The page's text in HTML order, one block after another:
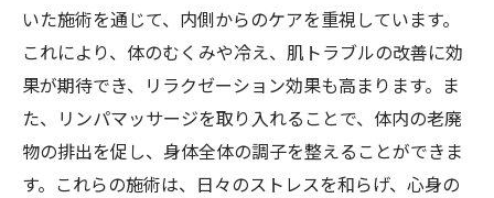
いた施術を通じて、内側からのケアを重視しています。
これにより、体のむくみや冷え、肌トラブルの改善に効
果が期待でき、リラクゼーション効果も高まります。ま
た、リンパマッサージを取り入れることで、体内の老廃
物の排出を促し、身体全体の調子を整えることができま
す。これらの施術は、日々のストレスを和らげ、心身の